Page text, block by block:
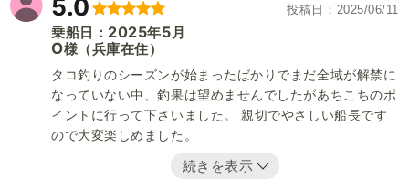
5.0 投稿日 2025/06/11
乗船日： 2025年5 月
O様 （兵庫在住）
タコ釣りのシーズンが始まったばかりでまだ全域が解禁に
なっていない中、釣果は望めませんでしたがあちこちのポ
イントに行って下さいました。 親切でやさしい船長です
ので大変楽しめました。
続きを表示